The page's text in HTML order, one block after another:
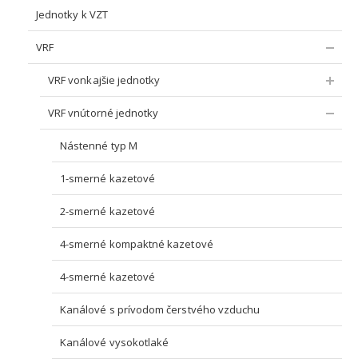
Jednotky k VZT
VRF
VRF vonkajšie jednotky
VRF vnútorné jednotky
Nástenné typ M
1-smerné kazetové
2-smerné kazetové
4-smerné kompaktné kazetové
4-smerné kazetové
Kanálové s prívodom čerstvého vzduchu
Kanálové vysokotlaké